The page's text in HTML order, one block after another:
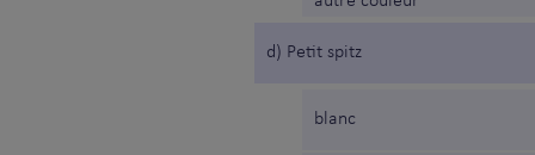
d) Petit spitz
blanc